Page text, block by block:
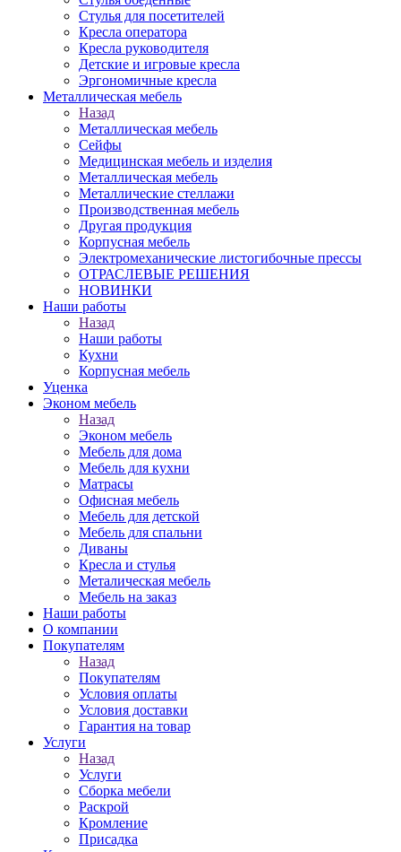
Стулья для посетителей
Кресла оператора
Кресла руководителя
Детские и игровые кресла
Эргономичные кресла
Металлическая мебель
Назад
Металлическая мебель
Сейфы
Медицинская мебель и изделия
Металлическая мебель
Металлические стеллажи
Производственная мебель
Другая продукция
Корпусная мебель
Электромеханические листогибочные прессы
ОТРАСЛЕВЫЕ РЕШЕНИЯ
НОВИНКИ
Наши работы
Назад
Наши работы
Кухни
Корпусная мебель
Уценка
Эконом мебель
Назад
Эконом мебель
Мебель для дома
Мебель для кухни
Матрасы
Офисная мебель
Мебель для детской
Мебель для спальни
Диваны
Кресла и стулья
Металическая мебель
Мебель на заказ
Наши работы
О компании
Покупателям
Назад
Покупателям
Условия оплаты
Условия доставки
Гарантия на товар
Услуги
Назад
Услуги
Сборка мебели
Раскрой
Кромление
Присадка